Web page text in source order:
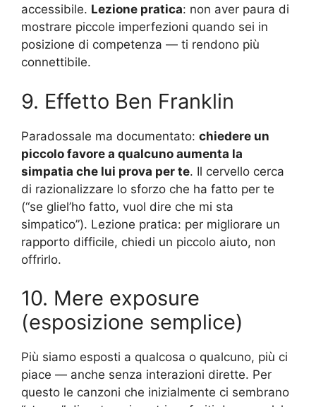
accessibile. Lezione pratica: non aver paura di
mostrare piccole imperfezioni quando sei in
posizione di competenza — ti rendono più
connettibile.
9. Effetto Ben Franklin
Paradossale ma documentato: chiedere un
piccolo favore a qualcuno aumenta la
simpatia che lui prova per te. Il cervello cerca
di razionalizzare lo sforzo che ha fatto per te
(“se gliel’ho fatto, vuol dire che mi sta
simpatico”). Lezione pratica: per migliorare un
rapporto difficile, chiedi un piccolo aiuto, non
offrirlo.
10. Mere exposure
(esposizione semplice)
Più siamo esposti a qualcosa o qualcuno, più ci
piace — anche senza interazioni dirette. Per
questo le canzoni che inizialmente ci sembrano